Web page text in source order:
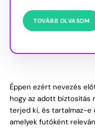
TOVÁBB OLVASOM
Éppen ezért nevezés
hogy az adott biztosítás
terjed ki, és tartalmaz-e
amelyek futóként